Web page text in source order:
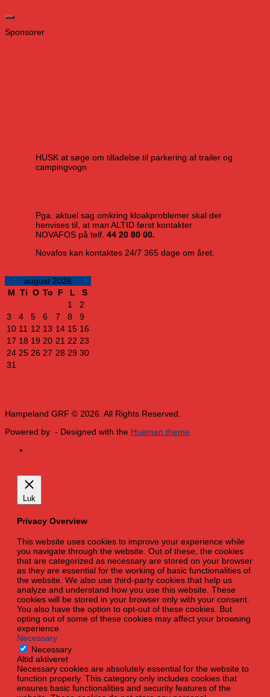
Sponsorer
HUSK at søge om tilladelse til parkering af trailer og
campingvogn
Pga. aktuel sag omkring kloakproblemer skal der
henvises til, at man ALTID først kontakter
NOVAFOS på telf. 44 20 80 00.
Novafos kan kontaktes 24/7 365 dage om året.
august 2026
M Ti O To F L
S
1
2
3
4 5 6 7 8
9
10 11 12 13 14 15 16
17 18 19 20 21 22 23
24 25 26 27 28 29 30
31
Hampeland GRF © 2026. All Rights Reserved.
Powered by - Designed with the Hueman theme
Luk
Privacy Overview
This website uses cookies to improve your experience while
you navigate through the website. Out of these, the cookies
that are categorized as necessary are stored on your browser
as they are essential for the working of basic functionalities of
the website. We also use third-party cookies that help us
analyze and understand how you use this website. These
cookies will be stored in your browser only with your consent.
You also have the option to opt-out of these cookies. But
opting out of some of these cookies may affect your browsing
experience.
Necessary
Necessary
Altid aktiveret
Necessary cookies are absolutely essential for the website to
function properly. This category only includes cookies that
ensures basic functionalities and security features of the